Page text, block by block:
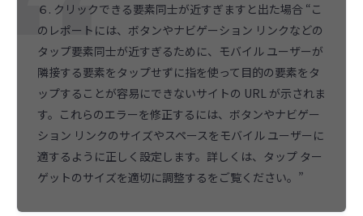
６. クリックできる要素同士が近すぎますと出た場合 “こ
のレポートには、ボタンやナビゲーション リンクなどの
タップ要素同士が近すぎるために、モバイル ユーザーが
隣接する要素をタップせずに指を使って目的の要素をタ
ップすることが容易にできないサイトの URL が示されま
す。これらのエラーを修正するには、ボタンやナビゲー
ション リンクのサイズやスペースをモバイル ユーザーに
適するように正しく設定します。詳しくは、タップ ター
ゲットのサイズを適切に調整するをご覧ください。”